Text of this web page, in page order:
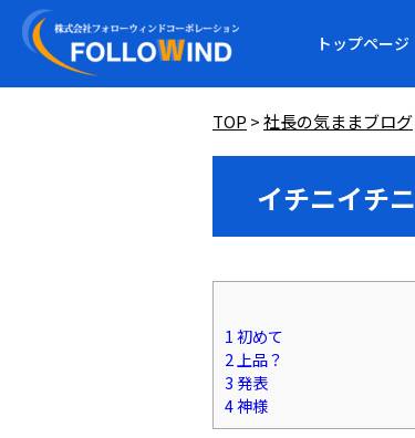
トップページ
TOP >社長の気ままブログ
イチニイチニ
1初めて
2 上品？
3 発表
4神様